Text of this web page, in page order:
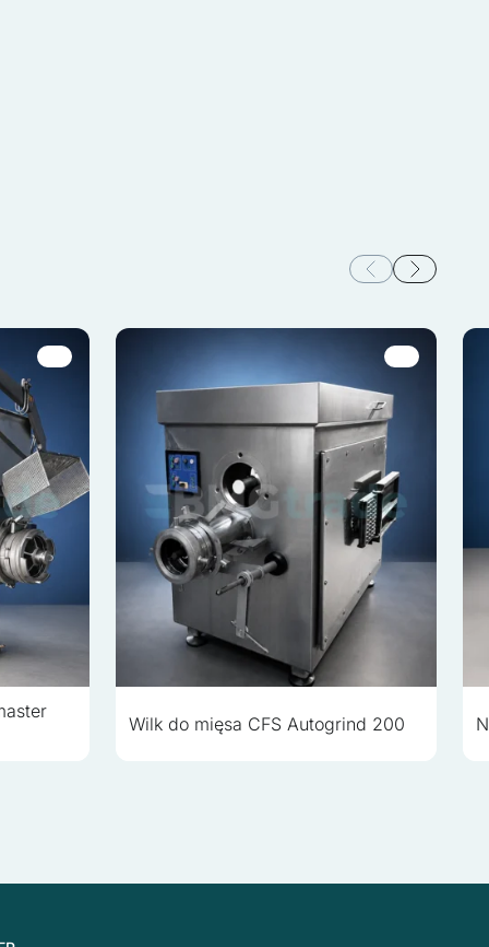
Wilk do mięsa CFS Autogrind 200